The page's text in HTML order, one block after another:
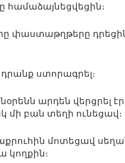
համաձայնեցվեցին։
փաստաթղթերը
դրանք ստորագրել։
արդեն վերցրել էր
մի բան տեղի ունեցավ։
մոտեցավ
կողքին։